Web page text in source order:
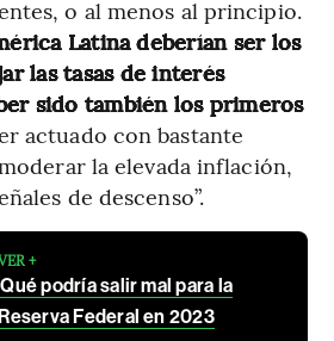
o al menos al principio.
Latina deberían ser los
las tasas de interés
sido también los primeros
actuado con bastante
la elevada inflación,
de descenso”.
+
Qué podría salir mal para la
Federal en 2023